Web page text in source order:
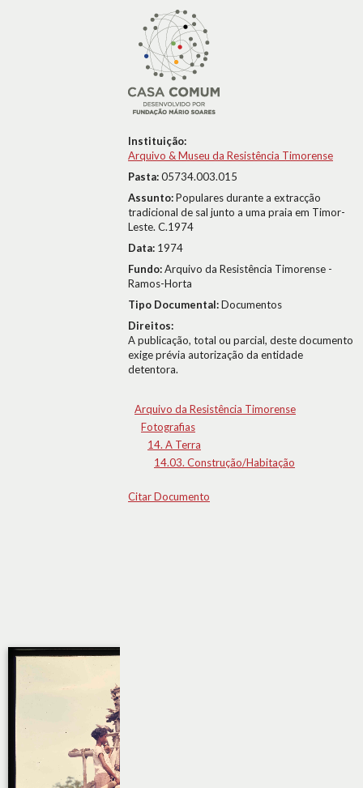
Instituição:
Arquivo & Museu da Resistência Timorense
Pasta:05734.003.015
Assunto:Populares durante a extracção
tradicional de sal junto a uma praia em Timor-
Leste. C.1974
Data: 1974
Fundo:Arquivo da Resistência Timorense -
Ramos-Horta
Tipo Documental:Documentos
Direitos:
A publicação, total ou parcial, deste documento
exige prévia autorização da entidade
detentora.
Arquivo da Resistência Timorense
Fotografias
14. A Terra
14.03. Construção/Habitação
Citar Documento